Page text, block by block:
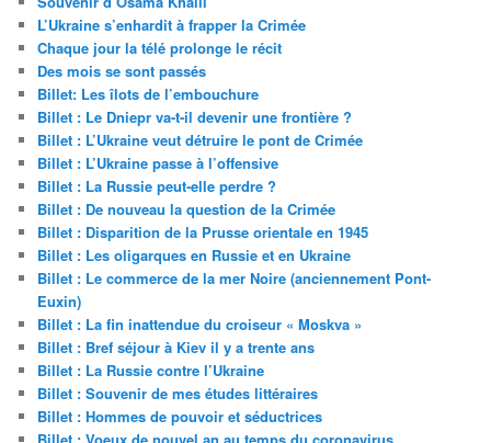
L’Ukraine s’enhardit à frapper la Crimée
Chaque jour la télé prolonge le récit
Des mois se sont passés
Billet: Les îlots de l’embouchure
Billet : Le Dniepr va-t-il devenir une frontière ?
Billet : L’Ukraine veut détruire le pont de Crimée
Billet : L’Ukraine passe à l’offensive
Billet : La Russie peut-elle perdre ?
Billet : De nouveau la question de la Crimée
Billet : Disparition de la Prusse orientale en 1945
Billet : Les oligarques en Russie et en Ukraine
Billet : Le commerce de la mer Noire (anciennement Pont-
Euxin)
Billet : La fin inattendue du croiseur « Moskva »
Billet : Bref séjour à Kiev il y a trente ans
Billet : La Russie contre l’Ukraine
Billet : Souvenir de mes études littéraires
Billet : Hommes de pouvoir et séductrices
Billet : Voeux de nouvel an au temps du coronavirus